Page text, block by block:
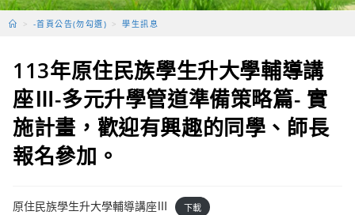
> -首頁公告(勿勾選) > 學生訊息
113年原住民族學生升大學輔導講
座Ⅲ-多元升學管道準備策略篇- 實
施計畫，歡迎有興趣的同學、師長
報名參加。
原住民族學生升大學輔導講座Ⅲ 下載